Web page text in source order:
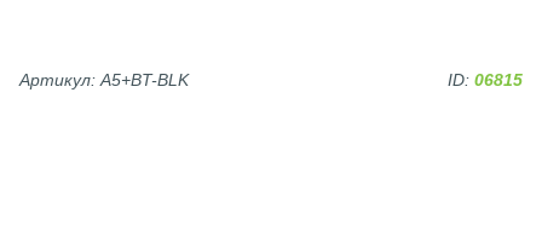
Артикул: A5+BT-BLK ID: 06815